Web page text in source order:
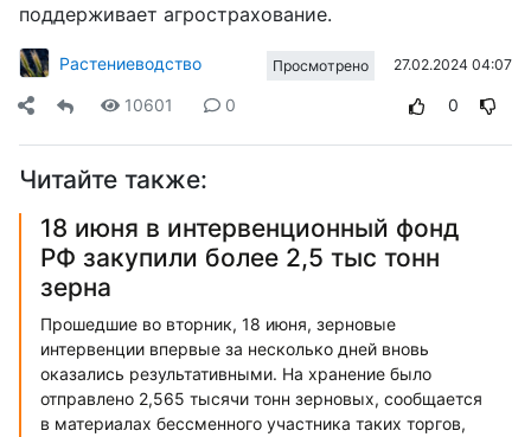
поддерживает агрострахование.
Растениеводство Просмотрено 27.02.2024 04:07
10601 0 0
Читайте также:
18 июня в интервенционный фонд
РФ закупили более 2,5 тыс тонн
зерна
Прошедшие во вторник, 18 июня, зерновые
интервенции впервые за несколько дней вновь
оказались результативными. На хранение было
отправлено 2,565 тысячи тонн зерновых, сообщается
в материалах бессменного участника таких торгов,